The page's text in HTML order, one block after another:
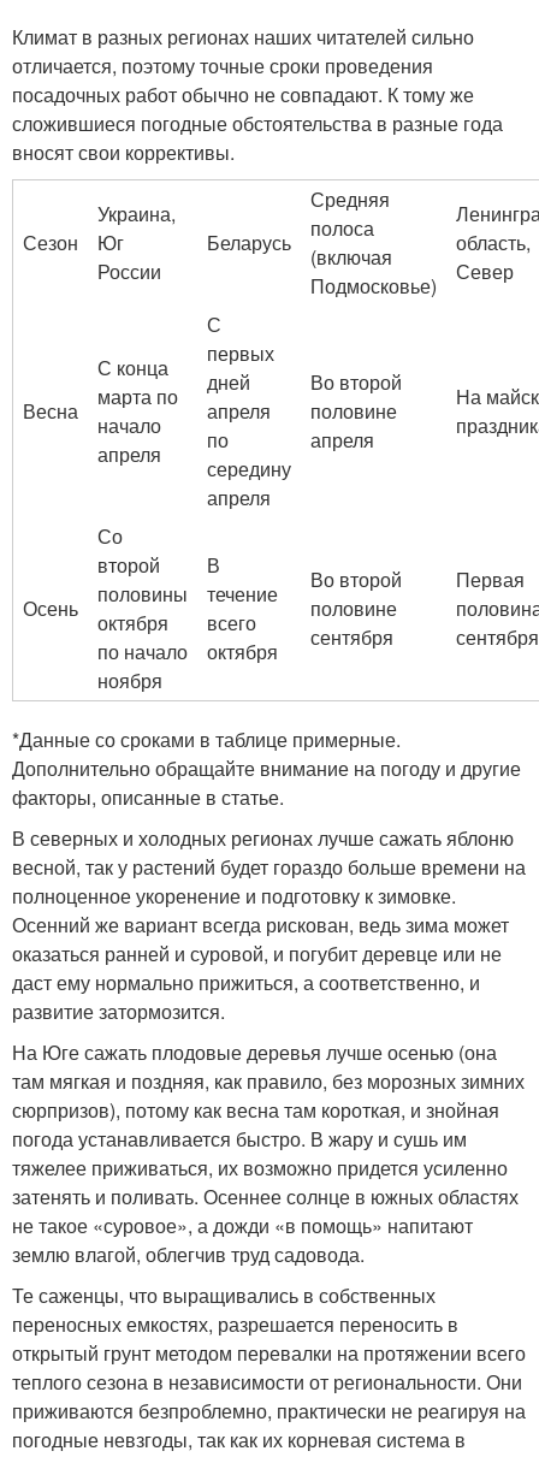
Климат в разных регионах наших читателей сильно
отличается, поэтому точные сроки проведения
посадочных работ обычно не совпадают. К тому же
сложившиеся погодные обстоятельства в разные года
вносят свои коррективы.
Сезон
Украина,
Юг
России
Беларусь
Средняя
полоса
(включая
Подмосковье)
область,
Север
Весна
С конца
марта по
начало
апреля
С
первых
дней
апреля
по
середину
апреля
Во второй
половине
апреля
На
Осень
Со
второй
половины
октября
по начало
ноября
В
течение
всего
октября
Во второй
половине
сентября
Первая
сентября
*Данные со сроками в таблице примерные.
Дополнительно обращайте внимание на погоду и другие
факторы, описанные в статье.
В северных и холодных регионах лучше сажать яблоню
весной, так у растений будет гораздо больше времени на
полноценное укоренение и подготовку к зимовке.
Осенний же вариант всегда рискован, ведь зима может
оказаться ранней и суровой, и погубит деревце или не
даст ему нормально прижиться, а соответственно, и
развитие затормозится.
На Юге сажать плодовые деревья лучше осенью (она
там мягкая и поздняя, как правило, без морозных зимних
сюрпризов), потому как весна там короткая, и знойная
погода устанавливается быстро. В жару и сушь им
тяжелее приживаться, их возможно придется усиленно
затенять и поливать. Осеннее солнце в южных областях
не такое «суровое», а дожди «в помощь» напитают
землю влагой, облегчив труд садовода.
Те саженцы, что выращивались в собственных
переносных емкостях, разрешается переносить в
открытый грунт методом перевалки на протяжении всего
теплого сезона в независимости от региональности. Они
приживаются безпроблемно, практически не реагируя на
погодные невзгоды, так как их корневая система в